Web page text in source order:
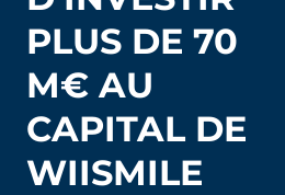
PLUS DE 70
M€ AU
CAPITAL DE
WIISMILE